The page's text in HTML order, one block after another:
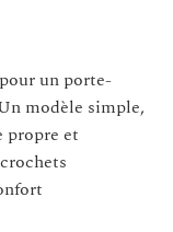
un porte-
modèle simple,
propre et